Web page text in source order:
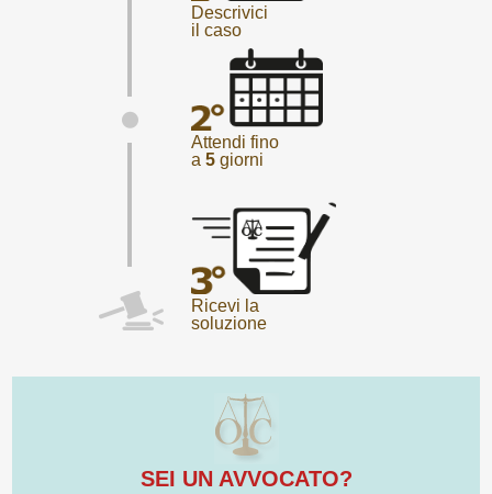
Descrivici
il caso
Attendi fino
a 5 giorni
Ricevi la
soluzione
SEI UN AVVOCATO?